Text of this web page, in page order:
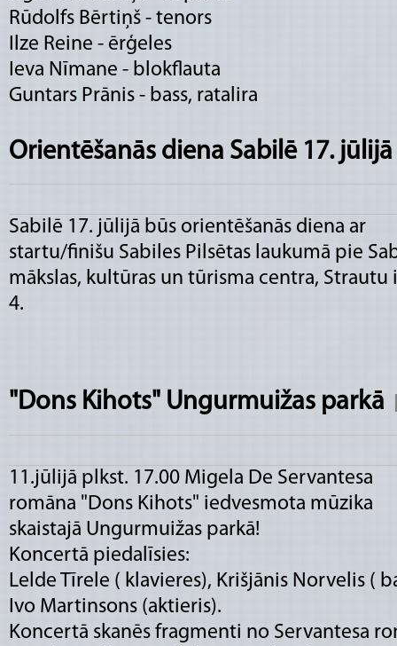
Rūdolfs Bērtiņš - tenors
Ilze Reine - ērģeles
Ieva Nīmane - blokflauta
Guntars Prānis - bass, ratalira
Orientēšanās diena Sabilē 17. jūlijā
Sabilē 17. jūlijā būs orientēšanās diena ar
startu/finišu Sabiles Pilsētas laukumā pie
mākslas, kultūras un tūrisma centra, Strautu
4.
"Dons Kihots" Ungurmuižas parkā
11.jūlijā plkst. 17.00 Migela De Servantesa
romāna "Dons Kihots" iedvesmota mūzika
skaistajā Ungurmuižas parkā!
Koncertā piedalīsies:
Lelde Tīrele ( klavieres), Krišjānis Norvelis (
Ivo Martinsons (aktieris).
Koncertā skanēs fragmenti no Servantesa